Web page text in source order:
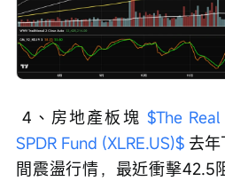
4、房地產板塊 $The
SPDR Fund (XLRE.US)$ 去
間震盪行情，最近衝擊42.5